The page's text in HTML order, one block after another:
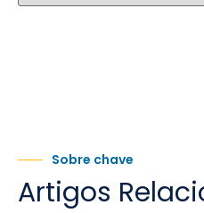
Sobre chave
Artigos